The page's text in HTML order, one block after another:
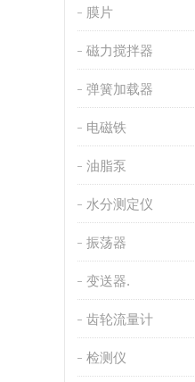
膜片
磁力搅拌器
弹簧加载器
电磁铁
油脂泵
水分测定仪
振荡器
变送器.
齿轮流量计
检测仪